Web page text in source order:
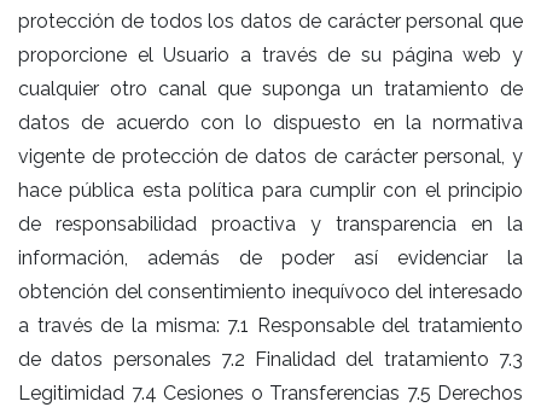
protección de todos los datos de carácter personal que
proporcione el Usuario a través de su página web y
cualquier otro canal que suponga un tratamiento de
datos de acuerdo con lo dispuesto en la normativa
vigente de protección de datos de carácter personal, y
hace pública esta política para cumplir con el principio
de responsabilidad proactiva y transparencia en la
información, además de poder así evidenciar la
obtención del consentimiento inequívoco del interesado
a través de la misma: 7.1 Responsable del tratamiento
de datos personales 7.2 Finalidad del tratamiento 7.3
Legitimidad 7.4 Cesiones o Transferencias 7.5 Derechos